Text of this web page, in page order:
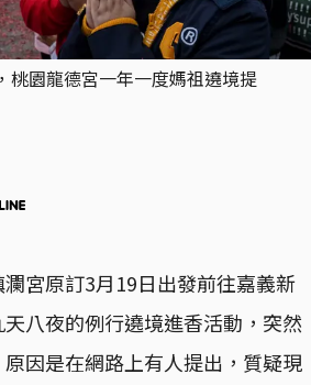
桃園龍德宮一年一度媽祖遶境提
宮原訂3月19日出發前往嘉義新
八夜的例行遶境進香活動，突然
因是在網路上有人提出，質疑現